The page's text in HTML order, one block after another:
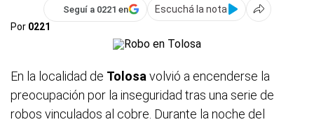
Seguí a 0221 en
Escuchá la nota
Por 0221
En la localidad de Tolosa volvió a encenderse la
preocupación por la inseguridad tras una serie de
robos vinculados al cobre. Durante la noche del